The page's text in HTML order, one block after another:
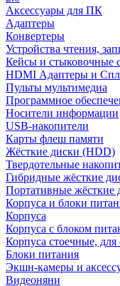
Аксессуары для ПК
Адаптеры
Конвертеры
Устройства чтения,
Кейсы и стыковочные
HDMI Адаптеры и
Пульты мультимедиа
Программное
Носители информации
USB-накопители
Карты флеш памяти
Жёсткие диски (HDD)
Твердотельные
Гибридные жёсткие
Портативные жёсткие
Корпуса и блоки
Корпуса
Корпуса с блоком
Корпуса стоечные, для
Блоки питания
Экшн-камеры и
Видеоняни